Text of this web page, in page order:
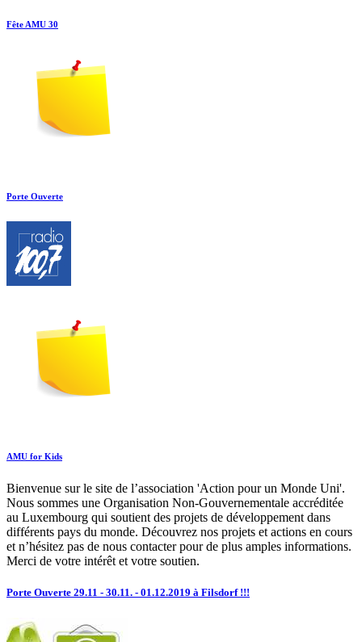
Fête AMU 30
Porte Ouverte
AMU for Kids
Bienvenue sur le site de l’association 'Action pour un Monde Uni'.
Nous sommes une Organisation Non-Gouvernementale accréditée
au Luxembourg qui soutient des projets de développement dans
différents pays du monde. Découvrez nos projets et actions en cours
et n’hésitez pas de nous contacter pour de plus amples informations.
Merci de votre intérêt et votre soutien.
Porte Ouverte 29.11 - 30.11. - 01.12.2019 à Filsdorf !!!